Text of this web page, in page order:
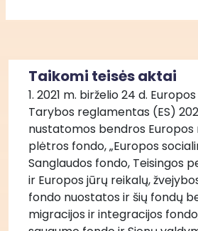
Taikomi teisės aktai
1. 2021 m. birželio 24 d.
Tarybos reglamentas (ES)
nustatomos bendros Europos
plėtros fondo, „Europos
Sanglaudos fondo, Teisingos
ir Europos jūrų reikalų,
fondo nuostatos ir šių fondų
migracijos ir integracijos